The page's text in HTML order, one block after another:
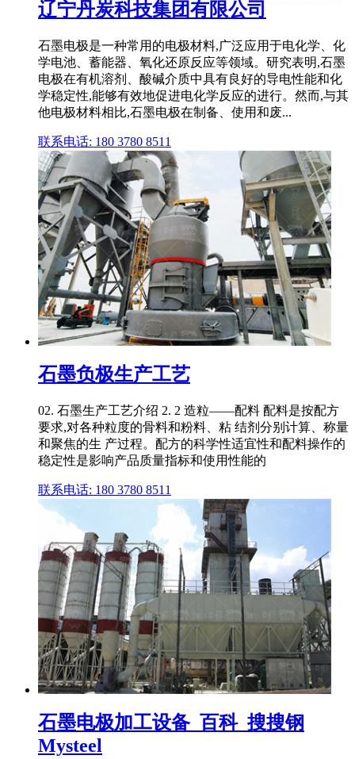
辽宁丹炭科技集团有限公司
石墨电极是一种常用的电极材料,广泛应用于电化学、化
学电池、蓄能器、氧化还原反应等领域。研究表明,石墨
电极在有机溶剂、酸碱介质中具有良好的导电性能和化
学稳定性,能够有效地促进电化学反应的进行。然而,与其
他电极材料相比,石墨电极在制备、使用和废...
联系电话: 180 3780 8511
石墨负极生产工艺
02. 石墨生产工艺介绍 2. 2 造粒——配料 配料是按配方
要求,对各种粒度的骨料和粉料、粘 结剂分别计算、称量
和聚焦的生 产过程。配方的科学性适宜性和配料操作的
稳定性是影响产品质量指标和使用性能的
联系电话: 180 3780 8511
石墨电极加工设备_百科_搜搜钢
Mysteel